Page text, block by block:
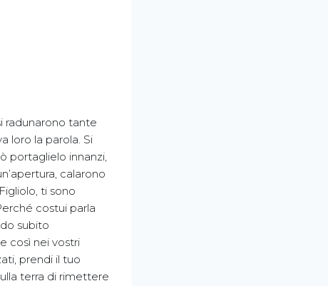
radunarono tante
loro la parola. Si
portaglielo innanzi,
calarono
ti sono
costui parla
subito
così nei vostri
prendi il tuo
terra di rimettere